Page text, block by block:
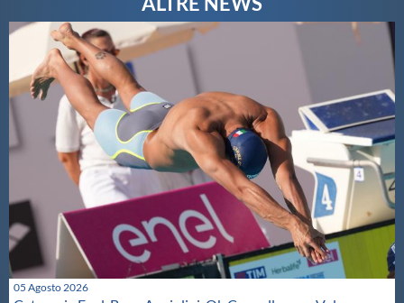
GUG
Scuole Nuoto
Propaganda
Centri Federali
Area Legislativa
05 Agosto 2026